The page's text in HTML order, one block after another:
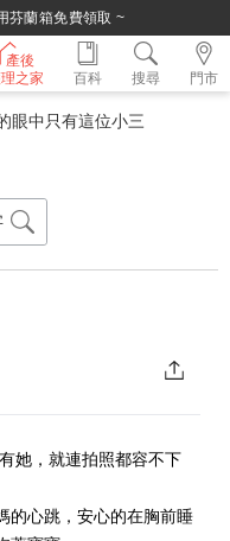
芬蘭箱免費領取 ~
產後
之家
門市
百科 搜尋
眼中只有這位小三
她，就連拍照都容不下
的心跳，安心的在胸前睡